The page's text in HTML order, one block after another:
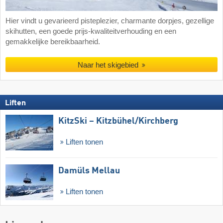
Hier vindt u gevarieerd pisteplezier, charmante dorpjes, gezellige
skihutten, een goede prijs-kwaliteitverhouding en een
gemakkelijke bereikbaarheid.
Naar het skigebied
Liften
KitzSki – Kitzbühel/​Kirchberg
Liften tonen
Damüls Mellau
Liften tonen